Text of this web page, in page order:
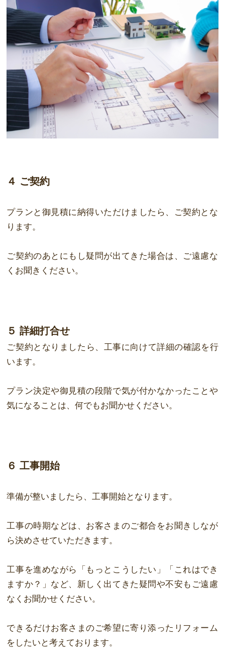
４ ご契約
プランと御見積に納得いただけましたら、ご契約とな
ります。
ご契約のあとにもし疑問が出てきた場合は、ご遠慮な
くお聞きください。
５ 詳細打合せ
ご契約となりましたら、工事に向けて詳細の確認を行
います。
プラン決定や御見積の段階で気が付かなかったことや
気になることは、何でもお聞かせください。
６ 工事開始
準備が整いましたら、工事開始となります。
工事の時期などは、お客さまのご都合をお聞きしなが
ら決めさせていただきます。
工事を進めながら「もっとこうしたい」「これはでき
ますか？」など、新しく出てき た疑問や不安もご遠慮
なくお聞かせください。
できるだけお客さまのご希望に寄り添ったリフォーム
をしたいと考えております。